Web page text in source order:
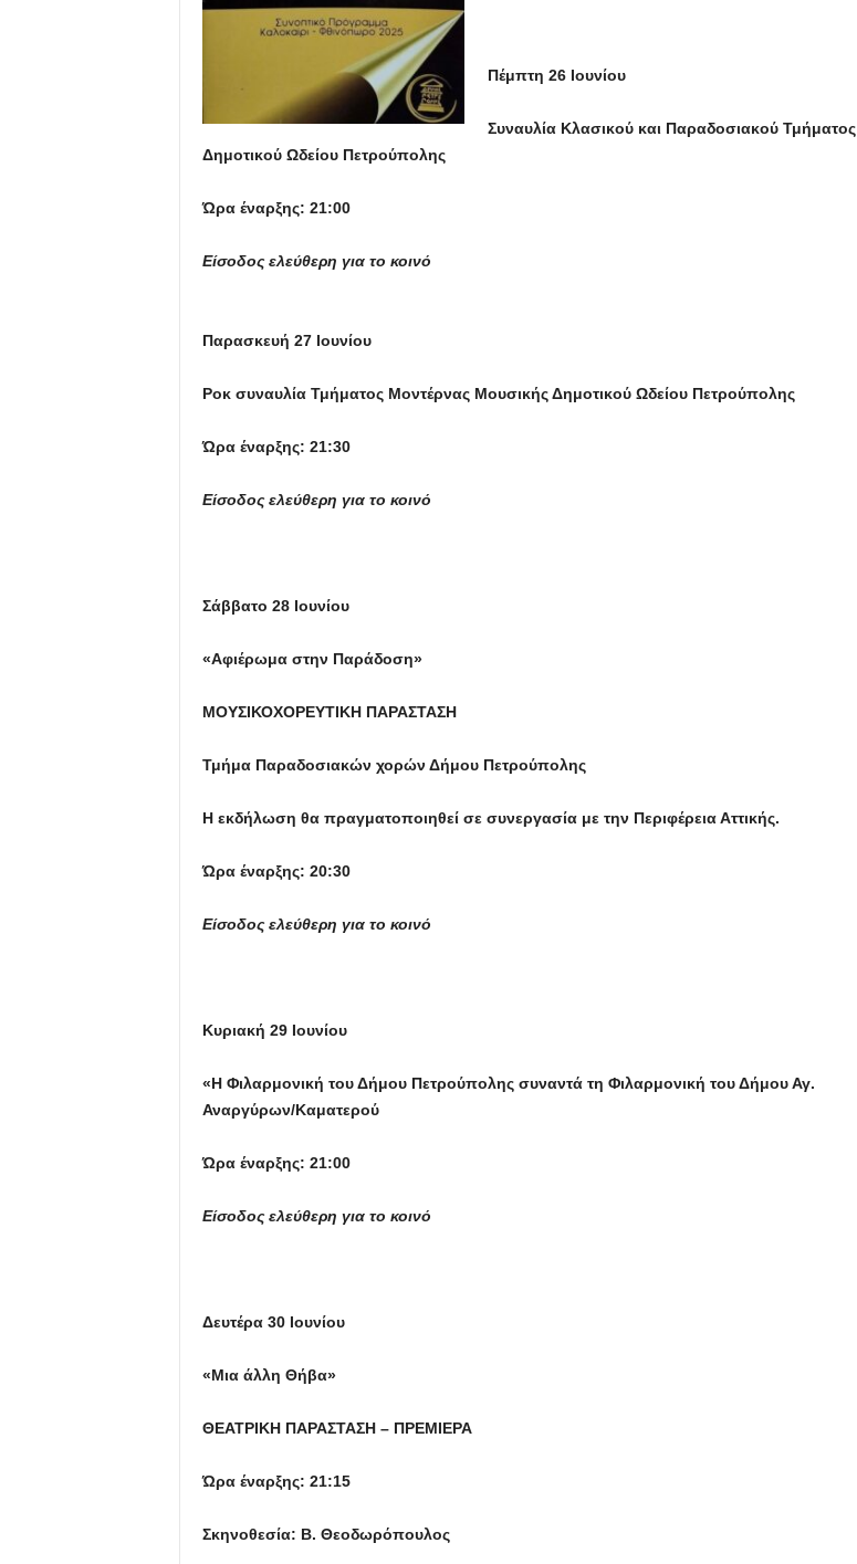
Πέμπτη 26 Ιουνίου
Συναυλία Κλασικού και Παραδοσιακού Τμήματος
Δημοτικού Ωδείου Πετρούπολης
Ώρα έναρξης: 21:00
Είσοδος ελεύθερη για το κοινό
Παρασκευή 27 Ιουνίου
Ροκ συναυλία Τμήματος Μοντέρνας Μουσικής Δημοτικού Ωδείου Πετρούπολης
Ώρα έναρξης: 21:30
Είσοδος ελεύθερη για το κοινό
Σάββατο 28 Ιουνίου
«Αφιέρωμα στην Παράδοση»
ΜΟΥΣΙΚΟΧΟΡΕΥΤΙΚΗ ΠΑΡΑΣΤΑΣΗ
Τμήμα Παραδοσιακών χορών Δήμου Πετρούπολης
Η εκδήλωση θα πραγματοποιηθεί σε συνεργασία με την Περιφέρεια Αττικής.
Ώρα έναρξης: 20:30
Είσοδος ελεύθερη για το κοινό
Κυριακή 29 Ιουνίου
«Η Φιλαρμονική του Δήμου Πετρούπολης συναντά τη Φιλαρμονική του Δήμου Αγ.
Αναργύρων/Καματερού
Ώρα έναρξης: 21:00
Είσοδος ελεύθερη για το κοινό
Δευτέρα 30 Ιουνίου
«Μια άλλη Θήβα»
ΘΕΑΤΡΙΚΗ ΠΑΡΑΣΤΑΣΗ – ΠΡΕΜΙΕΡΑ
Ώρα έναρξης: 21:15
Σκηνοθεσία: Β. Θεοδωρόπουλος